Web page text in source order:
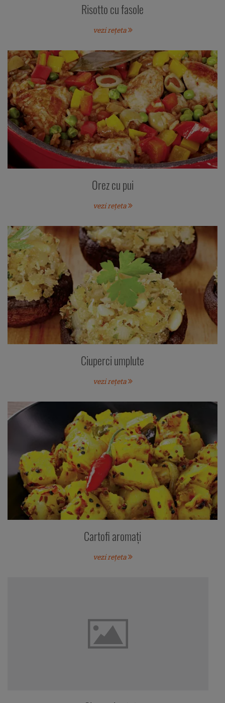
Risotto cu fasole
vezi rețeta
Orez cu pui
vezi rețeta
Ciuperci umplute
vezi rețeta
Cartofi aromaţi
vezi rețeta